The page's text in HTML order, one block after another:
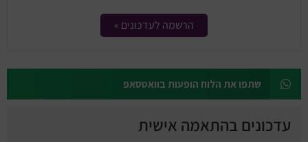
הרשמה לעדכונים »
שתפו את הלוח הופעות בוואטסאפ
עדכונים בהתאמה אישית